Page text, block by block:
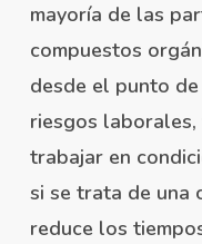
mayoría de las
compuestos
desde el punto
riesgos
trabajar en
si se trata de una
reduce los